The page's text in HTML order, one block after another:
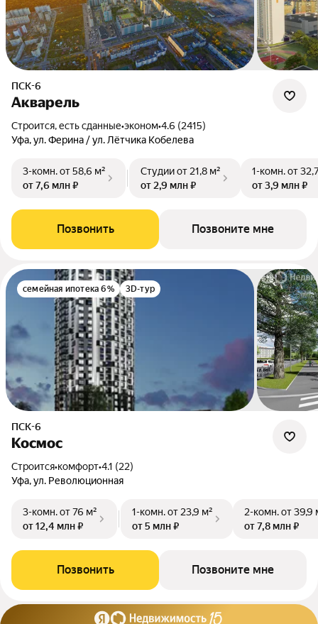
ПСК-6
Акварель
Строится, есть сданные•эконом•4.6 (2415)
Уфа, ул. Ферина / ул. Лётчика Кобелева
3-комн.от 58,6 м²
от 7,6 млн ₽
Студииот 21,8 м²
от 2,9 млн ₽
1-комн.от
от 3,9 млн ₽
Позвонить Позвоните мне
семейная ипотека 6% 3D-тур
ПСК-6
Космос
Строится•комфорт•4.1 (22)
Уфа, ул. Революционная
3-комн.от 76 м²
от 12,4 млн ₽
1-комн.от 23,9 м²
от 5 млн ₽
2-комн.от 39,9
от 7,8 млн ₽
Позвонить Позвоните мне